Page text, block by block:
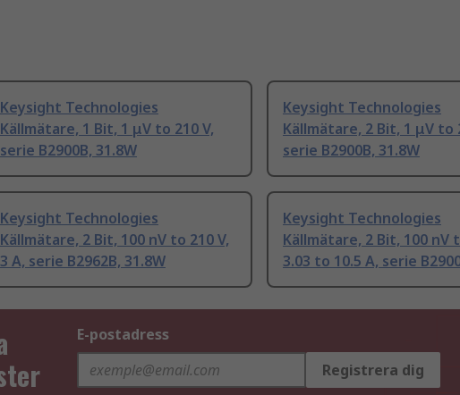
Keysight Technologies
Källmätare, 1 Bit, 1 μV to 210 V,
serie B2900B, 31.8W
Keysight Technologies
Källmätare, 2 Bit, 1 μV to
serie B2900B, 31.8W
Keysight Technologies
Källmätare, 2 Bit, 100 nV to 210 V,
3 A, serie B2962B, 31.8W
Keysight Technologies
Källmätare, 2 Bit, 100 nV
3.03 to 10.5 A, serie
E-postadress
Registrera dig